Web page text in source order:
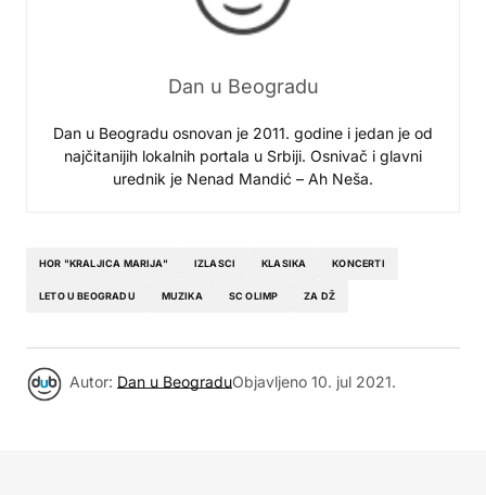
Dan u Beogradu
Dan u Beogradu osnovan je 2011. godine i jedan je od
najčitanijih lokalnih portala u Srbiji. Osnivač i glavni
urednik je Nenad Mandić – Ah Neša.
HOR "KRALJICA MARIJA" IZLASCI KLASIKA KONCERTI
LETO U BEOGRADU MUZIKA SC OLIMP ZA DŽ
Autor: Dan u BeograduObjavljeno 10. jul 2021.